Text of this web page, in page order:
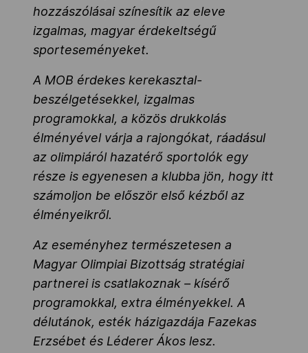
hozzászólásai színesítik az eleve
izgalmas, magyar érdekeltségű
sporteseményeket.
A MOB érdekes kerekasztal-
beszélgetésekkel, izgalmas
programokkal, a közös drukkolás
élményével várja a rajongókat, ráadásul
az olimpiáról hazatérő sportolók egy
része is egyenesen a klubba jön, hogy itt
számoljon be először első kézből az
élményeikről.
Az eseményhez természetesen a
Magyar Olimpiai Bizottság stratégiai
partnerei is csatlakoznak – kísérő
programokkal, extra élményekkel. A
délutánok, esték házigazdája Fazekas
Erzsébet és Léderer Ákos lesz.